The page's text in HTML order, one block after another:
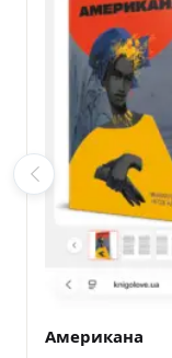
Американа